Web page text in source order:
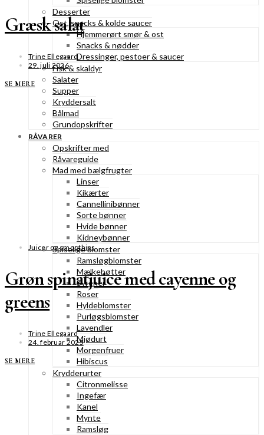
Desserter
Ost, snacks & kolde saucer
Hjemmerørt smør & ost
Snacks & nødder
Dressinger, pestoer & saucer
Fisk & skaldyr
Salater
Supper
Kryddersalt
Bålmad
Grundopskrifter
RÅVARER
Opskrifter med
Råvareguide
Mad med bælgfrugter
Linser
Kikærter
Cannellinibønner
Sorte bønner
Hvide bønner
Kidneybønner
Spiselige blomster
Ramsløgblomster
Mælkebøtter
Syrener
Roser
Hyldeblomster
Purløgsblomster
Lavendler
Mjødurt
Morgenfruer
Hibiscus
Krydderurter
Citronmelisse
Ingefær
Kanel
Mynte
Ramsløg
Græsk salat
Trine Ellegaard
29. juli 2026
SE MERE
Juicer og smoothies
Grøn spinatjuice med cayenne og
greens
Trine Ellegaard
24. februar 2025
SE MERE